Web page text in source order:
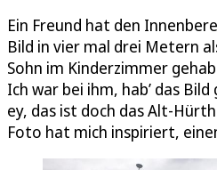
Ein Freund hat den
Bild in vier mal drei Metern
Sohn im Kinderzimmer
Ich war bei ihm, hab’ das
ey, das ist doch das Alt-
Foto hat mich inspiriert,